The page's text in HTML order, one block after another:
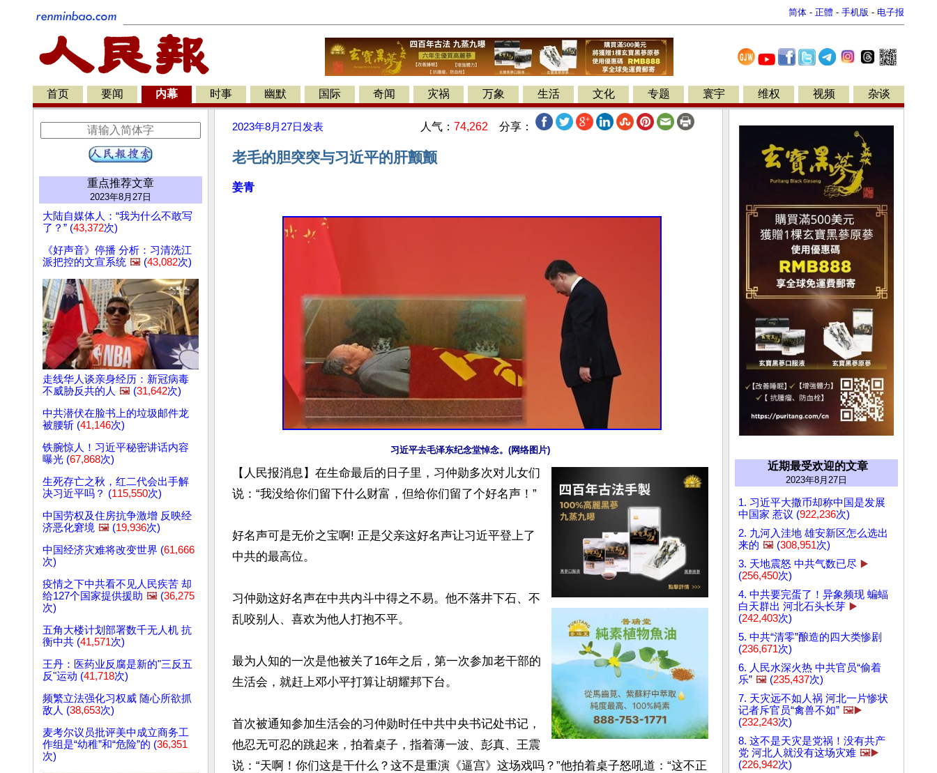
简体 - 正體 - 手机版 - 电子报
首页 要闻 内幕 时事 幽默 国际 奇闻 灾祸 万象 生活 文化 专题 寰宇 维权 视频 杂谈
重点推荐文章
2023年8月27日
大陆自媒体人：“我为什么不敢写
了？” (43,372次)
《好声音》停播 分析：习清洗江
派把控的文宣系统 🖼️ (43,082次)
走线华人谈亲身经历：新冠病毒
不威胁反共的人 🖼️ (31,642次)
中共潜伏在脸书上的垃圾邮件龙
被腰斩 (41,146次)
铁腕惊人！习近平秘密讲话内容
曝光 (67,868次)
生死存亡之秋，红二代会出手解
决习近平吗？ (115,550次)
中国劳权及住房抗争激增 反映经
济恶化窘境 🖼️ (19,936次)
中国经济灾难将改变世界 (61,666
次)
疫情之下中共看不见人民疾苦 却
给127个国家提供援助 🖼️ (36,275
次)
五角大楼计划部署数千无人机 抗
衡中共 (41,571次)
王丹：医药业反腐是新的"三反五
反"运动 (41,718次)
频繁立法强化习权威 随心所欲抓
敌人 (38,653次)
麦考尔议员批评美中成立商务工
作组是“幼稚”和“危险”的 (36,351
次)
2023年8月27日 发表 人气： 74,262 分享：
老毛的胆突突与习近平的肝颤颤
姜青
习近平去毛泽东纪念堂悼念。(网络图片)
【人民报消息】在生命最后的日子里，习仲勋多次对儿女们
说：“我没给你们留下什么财富，但给你们留了个好名声！”
好名声可是无价之宝啊! 正是父亲这好名声让习近平登上了
中共的最高位。
习仲勋这好名声在中共内斗中得之不易。他不落井下石、不
乱咬别人、喜欢为他人打抱不平。
最为人知的一次是他被关了16年之后，第一次参加老干部的
生活会，就赶上邓小平打算让胡耀邦下台。
首次被通知参加生活会的习仲勋时任中共中央书记处书记，
他忍无可忍的跳起来，拍着桌子，指着薄一波、彭真、王震
说：“天啊！你们这是干什么？这不是重演《逼宫》这场戏吗？”他拍着桌子怒吼道：“这不正
近期最受欢迎的文章
2023年8月27日
1. 习近平大撒币却称中国是发展
中国家 惹议 (922,236次)
2. 九河入洼地 雄安新区怎么选出
来的 🖼️ (308,951次)
3. 天地震怒 中共气数已尽 ▶️
(256,450次)
4. 中共要完蛋了！异象频现 蝙蝠
白天群出 河北石头长芽 ▶️
(242,403次)
5. 中共“清零”酿造的四大类惨剧
(236,671次)
6. 人民水深火热 中共官员“偷着
乐” 🖼️ (235,437次)
7. 天灾远不如人祸 河北一片惨状
记者斥官员“禽兽不如” 🖼️▶️
(232,243次)
8. 这不是天灾是党祸！没有共产
党 河北人就没有这场灾难 🖼️▶️
(226,942次)